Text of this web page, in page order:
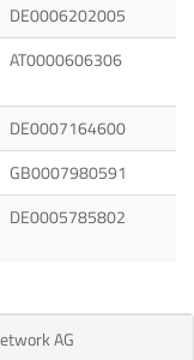
DE0006202005
AT0000606306
DE0007164600
GB0007980591
DE0005785802
AG